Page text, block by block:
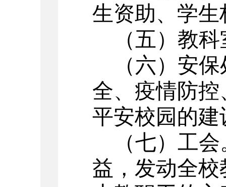
生资助、学
（五） 教科
（六） 安保
全、疫情防
平安校园的建
（七）工
益，发动全